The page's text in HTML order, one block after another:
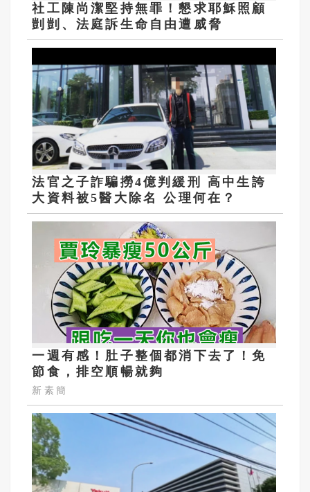
社工陳尚潔堅持無罪！懇求耶穌照顧
剴剴、法庭訴生命自由遭威脅
法官之子詐騙撈4億判緩刑 高中生誇
大資料被5醫大除名 公理何在？
一週有感！肚子整個都消下去了！免
節食，排空順暢就夠
新素簡